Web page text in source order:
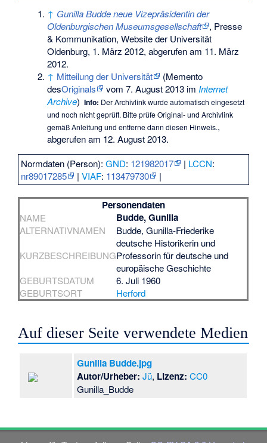
↑ Gunilla Budde neue Vizepräsidentin der
Oldenburgischen Museumsgesellschaft
, Presse
& Kommunikation, Website der Universität
Oldenburg, 1. März 2012, abgerufen am 11. März
2012.
↑ Mitteilung der Universität (Memento
desOriginals vom 7. August 2013 im Internet
Archive) Info: Der Archivlink wurde automatisch eingesetzt
und noch nicht geprüft. Bitte prüfe Original- und Archivlink
gemäßAnleitung und entferne dann diesen Hinweis.,
abgerufen am 12. August 2013.
Normdaten (Person):GND: 121982017 | LCCN:
nr89017285
|VIAF: 113479730 |
Personendaten
NAME Budde, Gunilla
ALTERNATIVNAMEN
Budde, Gunilla-Friederike
KURZBESCHREIBUNG
deutsche Historikerin und
Professorin für deutsche und
europäische Geschichte
GEBURTSDATUM
6. Juli 1960
GEBURTSORT
Herford
Auf dieser Seite verwendete Medien
Gunilla Budde.jpg
Autor/Urheber: Jü, Lizenz: CC0
Gunilla_Budde